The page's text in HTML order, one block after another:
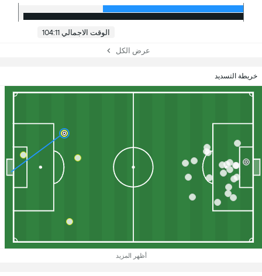
الوقت الاجمالي 104:11
عرض الكل
خريطة التسديد
أظهر المزيد